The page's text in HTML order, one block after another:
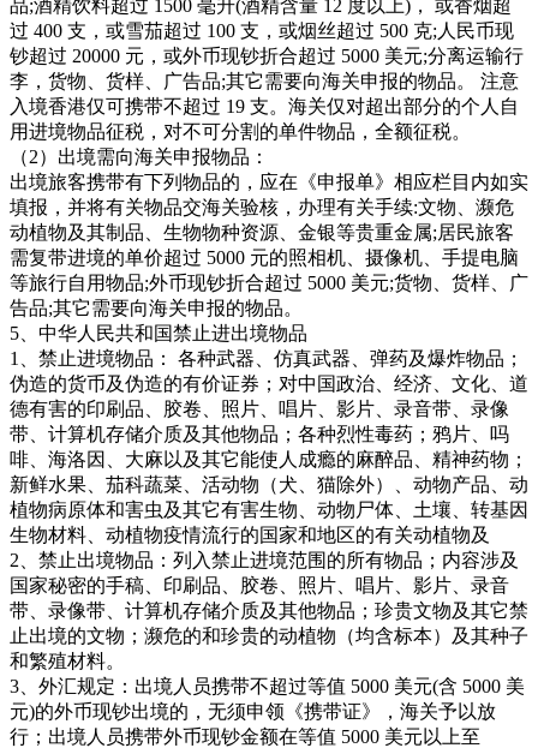
品;酒精饮料超过 1500 毫升(酒精含量 12 度以上)， 或香烟超
过 400 支，或雪茄超过 100 支，或烟丝超过 500 克;人民币现
钞超过 20000 元，或外币现钞折合超过 5000 美元;分离运输行
李，货物、货样、广告品;其它需要向海关申报的物品。 注意
入境香港仅可携带不超过 19 支。海关仅对超出部分的个人自
用进境物品征税，对不可分割的单件物品，全额征税。
（2）出境需向海关申报物品：
出境旅客携带有下列物品的，应在《申报单》相应栏目内如实
填报，并将有关物品交海关验核，办理有关手续:文物、濒危
动植物及其制品、生物物种资源、金银等贵重金属;居民旅客
需复带进境的单价超过 5000 元的照相机、摄像机、手提电脑
等旅行自用物品;外币现钞折合超过 5000 美元;货物、货样、广
告品;其它需要向海关申报的物品。
5、中华人民共和国禁止进出境物品
1、禁止进境物品： 各种武器、仿真武器、弹药及爆炸物品；
伪造的货币及伪造的有价证券；对中国政治、经济、文化、道
德有害的印刷品、胶卷、照片、唱片、影片、录音带、录像
带、计算机存储介质及其他物品；各种烈性毒药；鸦片、吗
啡、海洛因、大麻以及其它能使人成瘾的麻醉品、精神药物；
新鲜水果、茄科蔬菜、活动物（犬、猫除外）、动物产品、动
植物病原体和害虫及其它有害生物、动物尸体、土壤、转基因
生物材料、动植物疫情流行的国家和地区的有关动植物及
2、禁止出境物品：列入禁止进境范围的所有物品；内容涉及
国家秘密的手稿、印刷品、胶卷、照片、唱片、影片、录音
带、录像带、计算机存储介质及其他物品；珍贵文物及其它禁
止出境的文物；濒危的和珍贵的动植物（均含标本）及其种子
和繁殖材料。
3、外汇规定：出境人员携带不超过等值 5000 美元(含 5000 美
元)的外币现钞出境的，无须申领《携带证》，海关予以放
行；出境人员携带外币现钞金额在等值 5000 美元以上至